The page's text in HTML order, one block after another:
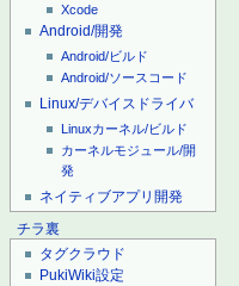
Xcode
Android/開発
Android/ビルド
Android/ソースコード
Linux/デバイスドライバ
Linuxカーネル/ビルド
カーネルモジュール/開
発
ネイティブアプリ開発
チラ裏
タグクラウド
PukiWiki設定